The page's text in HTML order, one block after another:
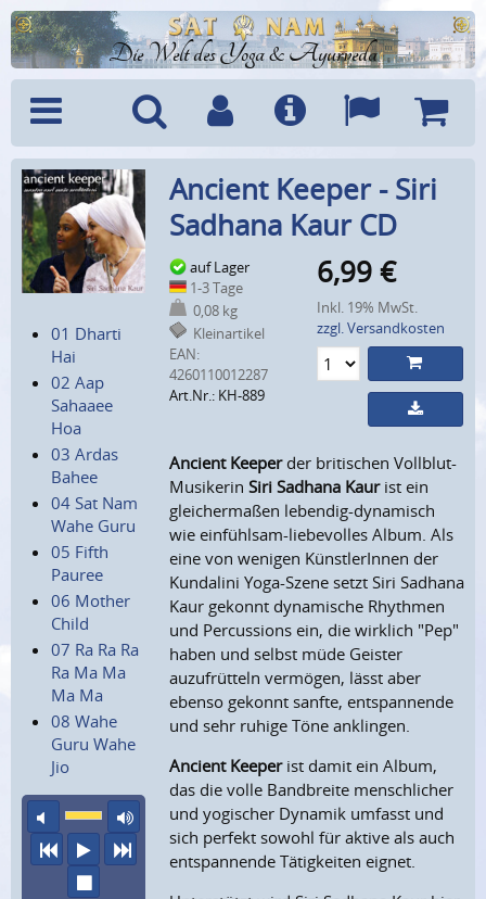
Die Welt des Yoga & Ayurveda
Menü SucheBenutzerkonto
Info Sprachen
01 Dharti
Hai
02 Aap
Sahaaee
Hoa
03 Ardas
Bahee
04 Sat Nam
Wahe Guru
05 Fifth
Pauree
06 Mother
Child
07 Ra Ra Ra
Ra Ma Ma
Ma Ma
08 Wahe
Guru Wahe
Jio
Ton aus
maximale Laustärke
vorheriger Titel
Abspielennächster Titel
Ancient Keeper - Siri
Sadhana Kaur CD
auf Lager
1-3 Tage
0,08 kg
Kleinartikel
EAN:
4260110012287
Art.Nr.: KH-889
6,99 €
Inkl. 19% MwSt.
zzgl. Versandkosten
Ancient Keeperder britischen Vollblut-
MusikerinSiri Sadhana Kaurist ein
gleichermaßen lebendig-dynamisch
wie einfühlsam-liebevolles Album. Als
eine von wenigen KünstlerInnen der
Kundalini Yoga-Szene setzt Siri Sadhana
Kaur gekonnt dynamische Rhythmen
und Percussions ein, die wirklich "Pep"
haben und selbst müde Geister
auzufrütteln vermögen, lässt aber
ebenso gekonnt sanfte, entspannende
und sehr ruhige Töne anklingen.
Ancient Keeperist damit ein Album,
das die volle Bandbreite menschlicher
und yogischer Dynamik umfasst und
sich perfekt sowohl für aktive als auch
entspannende Tätigkeiten eignet.